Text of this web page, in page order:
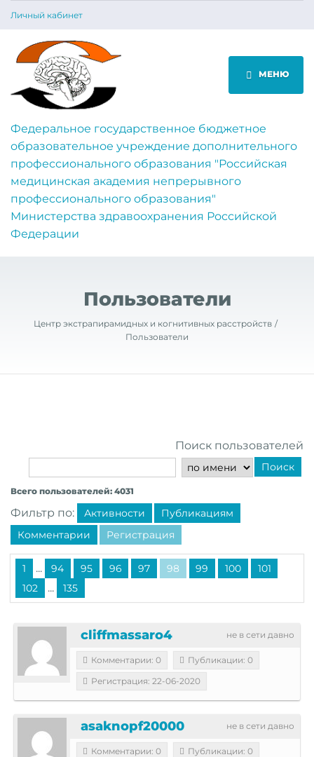
Личный кабинет
МЕНЮ
Федеральное государственное бюджетное
образовательное учреждение дополнительного
профессионального образования "Российская
медицинская академия непрерывного
профессионального образования"
Министерства здравоохранения Российской
Федерации
Пользователи
Центр экстрапирамидных и когнитивных расстройств
Пользователи
Поиск пользователей
Поиск
Всего пользователей: 4031
Фильтр по: Активности
Публикациям
Комментарии
Регистрация
1 ... 94 95 96 97 98 99 100
101
102
... 135
не в сети давно
cliffmassaro4
Комментарии: 0
Публикации: 0
Регистрация: 22-06-2020
не в сети давно
asaknopf20000
Комментарии: 0
Публикации: 0